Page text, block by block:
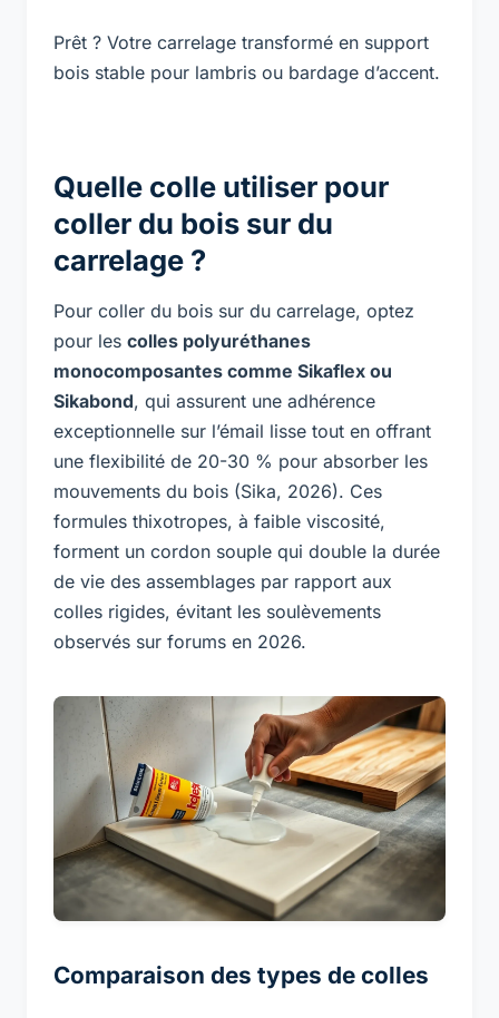
Prêt ? Votre carrelage transformé en support
bois stable pour lambris ou bardage d’accent.
Quelle colle utiliser pour
coller du bois sur du
carrelage ?
Pour coller du bois sur du carrelage, optez
pour les colles polyuréthanes
monocomposantes comme Sikaflex ou
Sikabond, qui assurent une adhérence
exceptionnelle sur l’émail lisse tout en offrant
une flexibilité de 20-30 % pour absorber les
mouvements du bois (Sika, 2026). Ces
formules thixotropes, à faible viscosité,
forment un cordon souple qui double la durée
de vie des assemblages par rapport aux
colles rigides, évitant les soulèvements
observés sur forums en 2026.
Comparaison des types de colles